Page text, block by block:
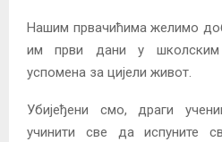
Нашим првачићима желимо
им први дани у школским
успомена за цијели живот.
Убијеђени смо, драги
учинити све да испуните